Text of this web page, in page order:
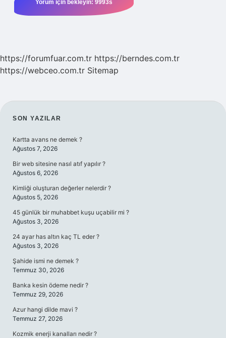
https://forumfuar.com.tr https://berndes.com.tr
https://webceo.com.tr Sitemap
SIDEBAR
SON YAZILAR
Kartta avans ne demek ?
Ağustos 7, 2026
Bir web sitesine nasıl atıf yapılır ?
Ağustos 6, 2026
Kimliği oluşturan değerler nelerdir ?
Ağustos 5, 2026
45 günlük bir muhabbet kuşu uçabilir mi ?
Ağustos 3, 2026
24 ayar has altın kaç TL eder ?
Ağustos 3, 2026
Şahide ismi ne demek ?
Temmuz 30, 2026
Banka kesin ödeme nedir ?
Temmuz 29, 2026
Azur hangi dilde mavi ?
Temmuz 27, 2026
Kozmik enerji kanalları nedir ?